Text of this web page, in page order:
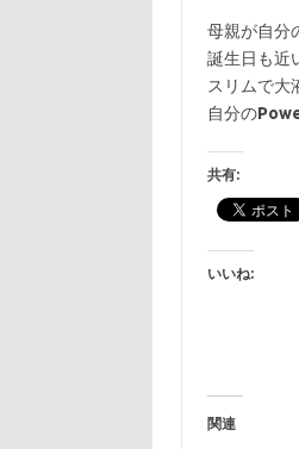
母親が自分
誕生日も近
スリムで大
自分の
共有:
いいね:
関連